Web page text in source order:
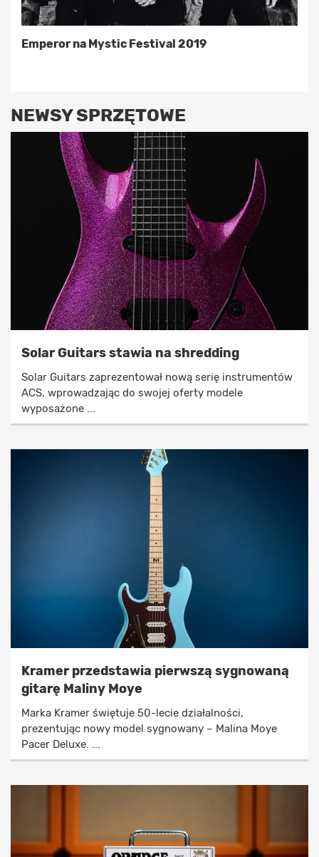
Emperor na Mystic Festival 2019
NEWSY SPRZĘTOWE
Solar Guitars stawia na shredding
Solar Guitars zaprezentował nową serię instrumentów
ACS, wprowadzając do swojej oferty modele
wyposażone ...
Kramer przedstawia pierwszą sygnowaną
gitarę Maliny Moye
Marka Kramer świętuje 50-lecie działalności,
prezentując nowy model sygnowany – Malina Moye
Pacer Deluxe. ...